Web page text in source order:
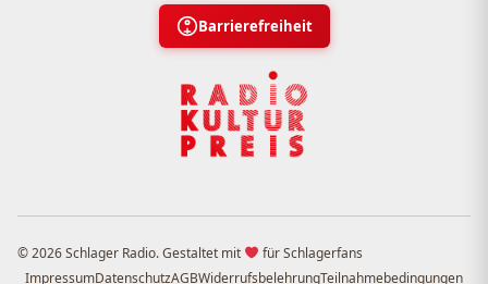
Barrierefreiheit
© 2026 Schlager Radio. Gestaltet mit
für Schlagerfans
ImpressumDatenschutzAGBWiderrufsbelehrungTeilnahmebedingungen